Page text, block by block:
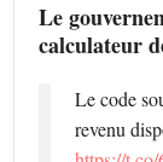
Le
calculateur
Le code
revenu